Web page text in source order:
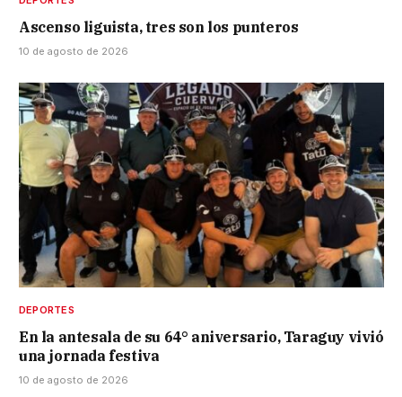
Ascenso liguista, tres son los punteros
10 de agosto de 2026
DEPORTES
En la antesala de su 64° aniversario, Taraguy vivió
una jornada festiva
10 de agosto de 2026